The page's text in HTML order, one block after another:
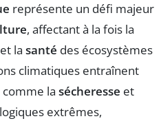
représente un défi majeur
, affectant à la fois la
la santé des écosystèmes
climatiques entraînent
la sécheresse et
extrêmes,